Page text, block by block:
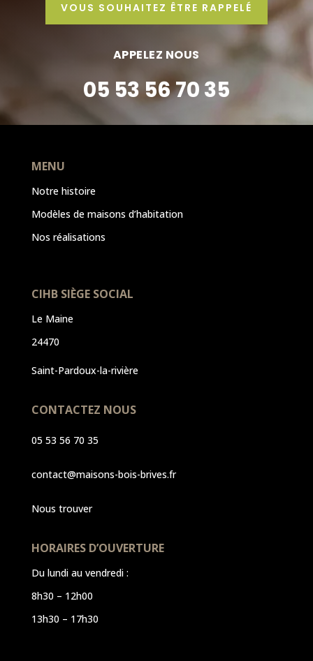
VOUS SOUHAITEZ ÊTRE RAPPELÉ
APPELEZ NOUS
05 53 56 70 35
MENU
Notre histoire
Modèles de maisons d’habitation
Nos réalisations
CIHB SIÈGE SOCIAL
Le Maine
24470
Saint-Pardoux-la-rivière
CONTACTEZ NOUS
05 53 56 70 35
contact@maisons-bois-brives.fr
Nous trouver
HORAIRES D’OUVERTURE
Du lundi au vendredi :
8h30 – 12h00
13h30 – 17h30